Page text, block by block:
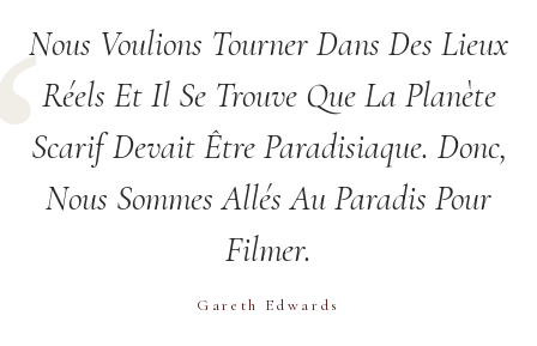
Nous Voulions Tourner Dans Des Lieux
Réels Et Il Se Trouve Que La Planète
Scarif Devait Être Paradisiaque. Donc,
Nous Sommes Allés Au Paradis Pour
Filmer.
Gareth Edwards